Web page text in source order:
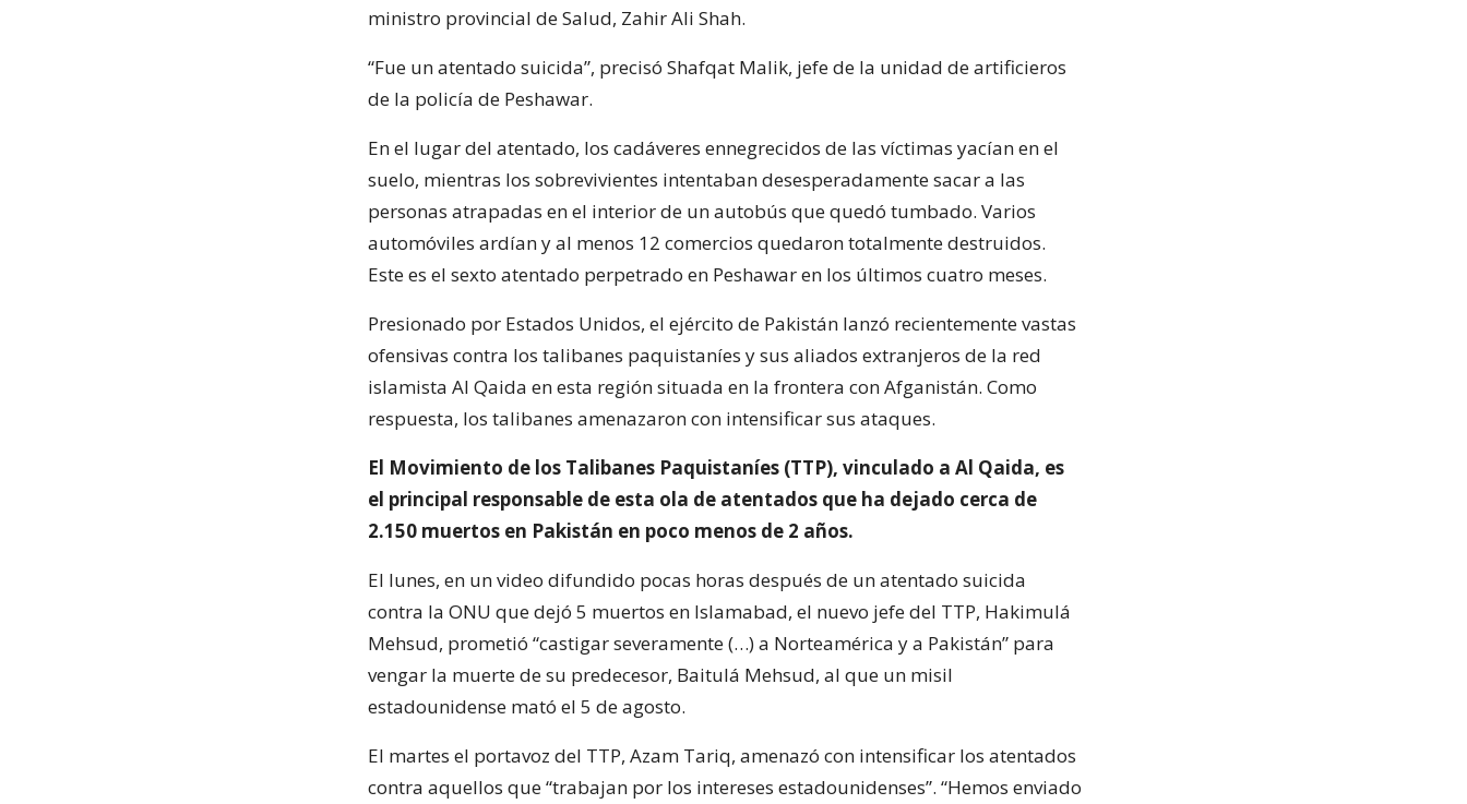
ministro provincial de Salud, Zahir Ali Shah.
“Fue un atentado suicida”, precisó Shafqat Malik, jefe de la unidad de artificieros
de la policía de Peshawar.
En el lugar del atentado, los cadáveres ennegrecidos de las víctimas yacían en el
suelo, mientras los sobrevivientes intentaban desesperadamente sacar a las
personas atrapadas en el interior de un autobús que quedó tumbado. Varios
automóviles ardían y al menos 12 comercios quedaron totalmente destruidos.
Este es el sexto atentado perpetrado en Peshawar en los últimos cuatro meses.
Presionado por Estados Unidos, el ejército de Pakistán lanzó recientemente vastas
ofensivas contra los talibanes paquistaníes y sus aliados extranjeros de la red
islamista Al Qaida en esta región situada en la frontera con Afganistán. Como
respuesta, los talibanes amenazaron con intensificar sus ataques.
El Movimiento de los Talibanes Paquistaníes (TTP), vinculado a Al Qaida, es
el principal responsable de esta ola de atentados que ha dejado cerca de
2.150 muertos en Pakistán en poco menos de 2 años.
El lunes, en un video difundido pocas horas después de un atentado suicida
contra la ONU que dejó 5 muertos en Islamabad, el nuevo jefe del TTP, Hakimulá
Mehsud, prometió “castigar severamente (…) a Norteamérica y a Pakistán” para
vengar la muerte de su predecesor, Baitulá Mehsud, al que un misil
estadounidense mató el 5 de agosto.
El martes el portavoz del TTP, Azam Tariq, amenazó con intensificar los atentados
contra aquellos que “trabajan por los intereses estadounidenses”. “Hemos enviado